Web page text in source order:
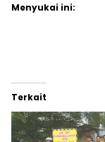
Menyukai ini:
Terkait